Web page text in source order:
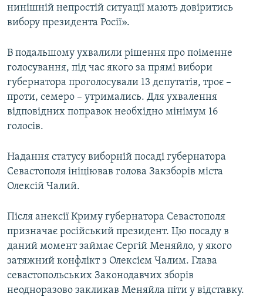
нинішній непростій ситуації мають довіритись
вибору президента Росії».
В подальшому ухвалили рішення про поіменне
голосування, під час якого за прямі вибори
губернатора проголосували 13 депутатів, троє –
проти, семеро – утримались. Для ухвалення
відповідних поправок необхідно мінімум 16
голосів.
Надання статусу виборній посаді губернатора
Севастополя ініціював голова Закзборів міста
Олексій Чалий.
Після анексії Криму губернатора Севастополя
призначає російський президент. Цю посаду в
даний момент займає Сергій Меняйло, у якого
затяжний конфлікт з Олексієм Чалим. Глава
севастопольських Законодавчих зборів
неодноразово закликав Меняйла піти у відставку.